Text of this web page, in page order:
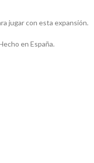
jugar con esta expansión.
en España.